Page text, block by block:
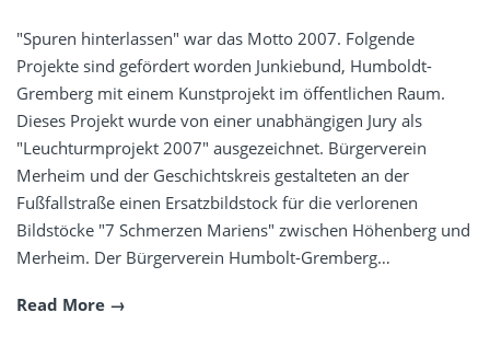
"Spuren hinterlassen" war das Motto 2007. Folgende
Projekte sind gefördert worden Junkiebund, Humboldt-
Gremberg mit einem Kunstprojekt im öffentlichen Raum.
Dieses Projekt wurde von einer unabhängigen Jury als
"Leuchturmprojekt 2007" ausgezeichnet. Bürgerverein
Merheim und der Geschichtskreis gestalteten an der
Fußfallstraße einen Ersatzbildstock für die verlorenen
Bildstöcke "7 Schmerzen Mariens" zwischen Höhenberg und
Merheim. Der Bürgerverein Humbolt-Gremberg…
Read More